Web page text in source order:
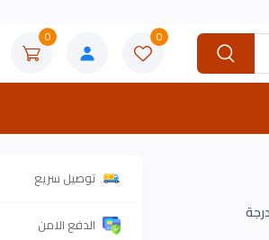
0
0
توصيل سريع
الدفع الامن